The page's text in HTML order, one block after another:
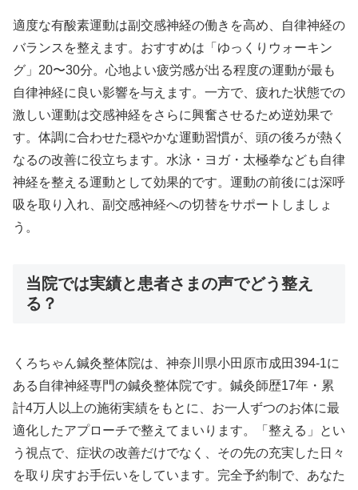
適度な有酸素運動は副交感神経の働きを高め、自律神経の
バランスを整えます。おすすめは「ゆっくりウォーキン
グ」20〜30分。心地よい疲労感が出る程度の運動が最も
自律神経に良い影響を与えます。一方で、疲れた状態での
激しい運動は交感神経をさらに興奮させるため逆効果で
す。体調に合わせた穏やかな運動習慣が、頭の後ろが熱く
なるの改善に役立ちます。水泳・ヨガ・太極拳なども自律
神経を整える運動として効果的です。運動の前後には深呼
吸を取り入れ、副交感神経への切替をサポートしましょ
う。
当院では実績と患者さまの声でどう整え
る？
くろちゃん鍼灸整体院は、神奈川県小田原市成田394-1に
ある自律神経専門の鍼灸整体院です。鍼灸師歴17年・累
計4万人以上の施術実績をもとに、お一人ずつのお体に最
適化したアプローチで整えてまいります。「整える」とい
う視点で、症状の改善だけでなく、その先の充実した日々
を取り戻すお手伝いをしています。完全予約制で、あなた